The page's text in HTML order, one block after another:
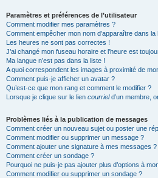
Paramètres et préférences de l’utilisateur
Comment modifier mes paramètres ?
Comment empêcher mon nom d’apparaître dans
Les heures ne sont pas correctes !
J’ai changé mon fuseau horaire et l’heure est
Ma langue n’est pas dans la liste !
A quoi correspondent les images à proximité de
Comment puis-je afficher un avatar ?
Qu’est-ce que mon rang et comment le modifier ?
Lorsque je clique sur le lien courrield’un membre,
Problèmes liés à la publication de messages
Comment créer un nouveau sujet ou poster une
Comment modifier ou supprimer un message ?
Comment ajouter une signature à mes messages ?
Comment créer un sondage ?
Pourquoi ne puis-je pas ajouter plus d’options à
Comment modifier ou supprimer un sondage ?